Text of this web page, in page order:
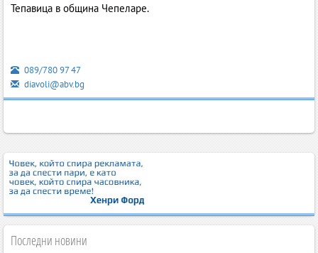
Тепавица в община Чепеларе.
089/780 97 47
diavoli@abv.bg
Последни новини